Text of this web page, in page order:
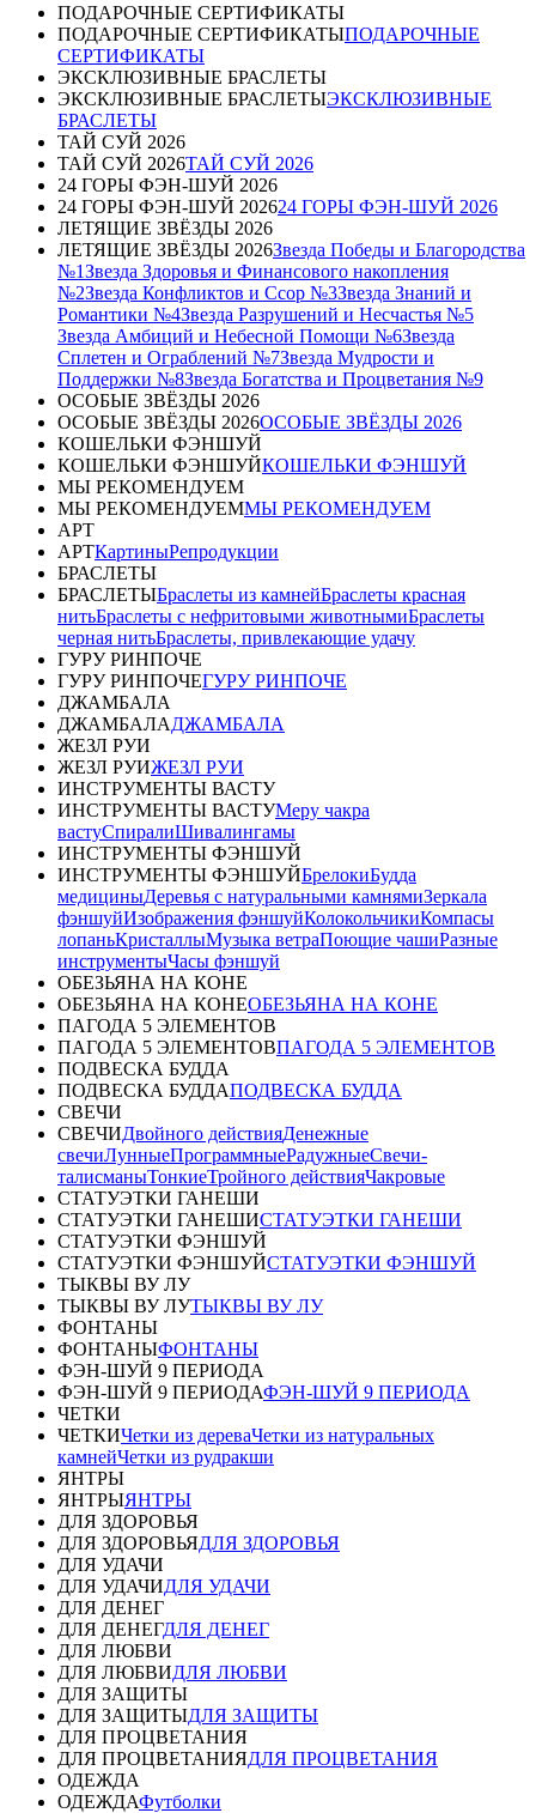
ПОДАРОЧНЫЕ СЕРТИФИКАТЫ
ПОДАРОЧНЫЕ СЕРТИФИКАТЫПОДАРОЧНЫЕ
СЕРТИФИКАТЫ
ЭКСКЛЮЗИВНЫЕ БРАСЛЕТЫ
ЭКСКЛЮЗИВНЫЕ БРАСЛЕТЫЭКСКЛЮЗИВНЫЕ
БРАСЛЕТЫ
ТАЙ СУЙ 2026
ТАЙ СУЙ 2026ТАЙ СУЙ 2026
24 ГОРЫ ФЭН-ШУЙ 2026
24 ГОРЫ ФЭН-ШУЙ 202624 ГОРЫ ФЭН-ШУЙ 2026
ЛЕТЯЩИЕ ЗВЁЗДЫ 2026
ЛЕТЯЩИЕ ЗВЁЗДЫ 2026Звезда Победы и Благородства
№1Звезда Здоровья и Финансового накопления
№2Звезда Конфликтов и Ссор №3Звезда Знаний и
Романтики №4Звезда Разрушений и Несчастья №5
Звезда Амбиций и Небесной Помощи №6Звезда
Сплетен и Ограблений №7Звезда Мудрости и
Поддержки №8Звезда Богатства и Процветания №9
ОСОБЫЕ ЗВЁЗДЫ 2026
ОСОБЫЕ ЗВЁЗДЫ 2026ОСОБЫЕ ЗВЁЗДЫ 2026
КОШЕЛЬКИ ФЭНШУЙ
КОШЕЛЬКИ ФЭНШУЙКОШЕЛЬКИ ФЭНШУЙ
МЫ РЕКОМЕНДУЕМ
МЫ РЕКОМЕНДУЕММЫ РЕКОМЕНДУЕМ
АРТ
АРТКартиныРепродукции
БРАСЛЕТЫ
БРАСЛЕТЫБраслеты из камнейБраслеты красная
нитьБраслеты с нефритовыми животнымиБраслеты
черная нитьБраслеты, привлекающие удачу
ГУРУ РИНПОЧЕ
ГУРУ РИНПОЧЕГУРУ РИНПОЧЕ
ДЖАМБАЛА
ДЖАМБАЛАДЖАМБАЛА
ЖЕЗЛ РУИ
ЖЕЗЛ РУИЖЕЗЛ РУИ
ИНСТРУМЕНТЫ ВАСТУ
ИНСТРУМЕНТЫ ВАСТУМеру чакра
вастуСпиралиШивалингамы
ИНСТРУМЕНТЫ ФЭНШУЙ
ИНСТРУМЕНТЫ ФЭНШУЙБрелокиБудда
медициныДеревья с натуральными камнямиЗеркала
фэншуйИзображения фэншуйКолокольчикиКомпасы
лопаньКристаллыМузыка ветраПоющие чашиРазные
инструментыЧасы фэншуй
ОБЕЗЬЯНА НА КОНЕ
ОБЕЗЬЯНА НА КОНЕОБЕЗЬЯНА НА КОНЕ
ПАГОДА 5 ЭЛЕМЕНТОВ
ПАГОДА 5 ЭЛЕМЕНТОВПАГОДА 5 ЭЛЕМЕНТОВ
ПОДВЕСКА БУДДА
ПОДВЕСКА БУДДАПОДВЕСКА БУДДА
СВЕЧИ
СВЕЧИДвойного действияДенежные
свечиЛунныеПрограммныеРадужныеСвечи-
талисманыТонкиеТройного действияЧакровые
СТАТУЭТКИ ГАНЕШИ
СТАТУЭТКИ ГАНЕШИСТАТУЭТКИ ГАНЕШИ
СТАТУЭТКИ ФЭНШУЙ
СТАТУЭТКИ ФЭНШУЙСТАТУЭТКИ ФЭНШУЙ
ТЫКВЫ ВУ ЛУ
ТЫКВЫ ВУ ЛУТЫКВЫ ВУ ЛУ
ФОНТАНЫ
ФОНТАНЫФОНТАНЫ
ФЭН-ШУЙ 9 ПЕРИОДА
ФЭН-ШУЙ 9 ПЕРИОДАФЭН-ШУЙ 9 ПЕРИОДА
ЧЕТКИ
ЧЕТКИЧетки из дереваЧетки из натуральных
камнейЧетки из рудракши
ЯНТРЫ
ЯНТРЫЯНТРЫ
ДЛЯ ЗДОРОВЬЯ
ДЛЯ ЗДОРОВЬЯДЛЯ ЗДОРОВЬЯ
ДЛЯ УДАЧИ
ДЛЯ УДАЧИДЛЯ УДАЧИ
ДЛЯ ДЕНЕГ
ДЛЯ ДЕНЕГДЛЯ ДЕНЕГ
ДЛЯ ЛЮБВИ
ДЛЯ ЛЮБВИДЛЯ ЛЮБВИ
ДЛЯ ЗАЩИТЫ
ДЛЯ ЗАЩИТЫДЛЯ ЗАЩИТЫ
ДЛЯ ПРОЦВЕТАНИЯ
ДЛЯ ПРОЦВЕТАНИЯДЛЯ ПРОЦВЕТАНИЯ
ОДЕЖДА
ОДЕЖДАФутболки